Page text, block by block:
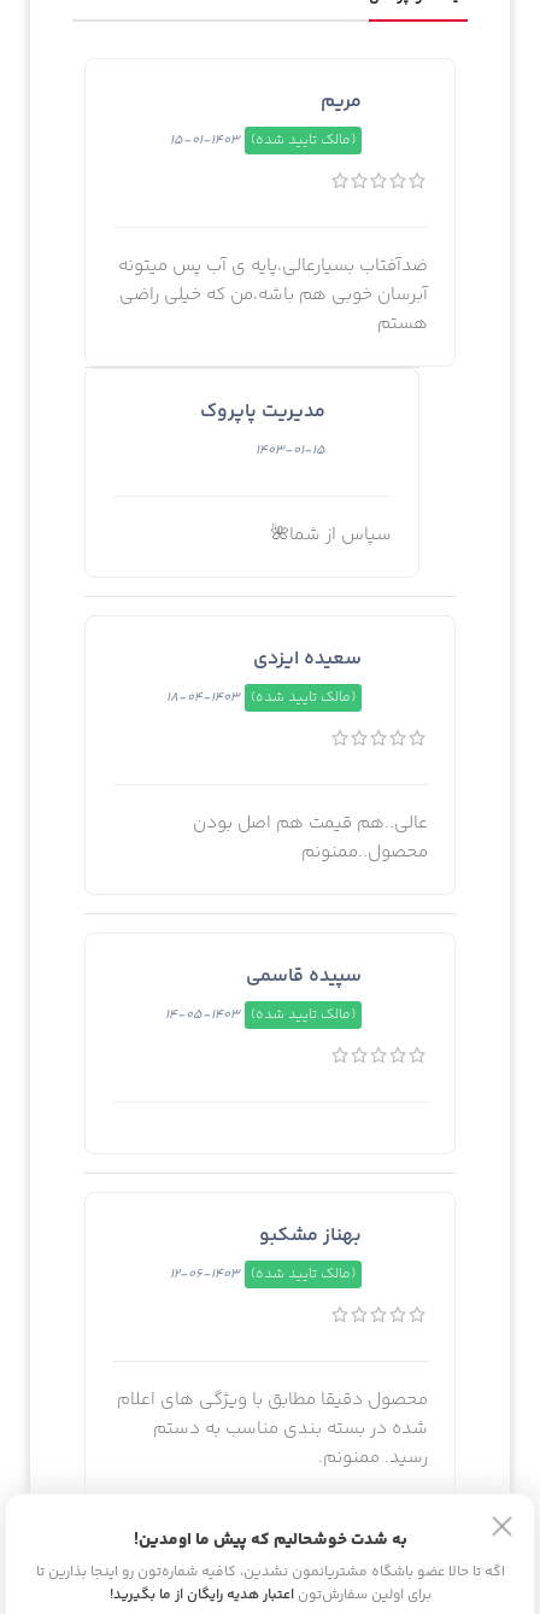
مریم
(مالک تایید شده) 1403-01-15
ضدآفتاب بسیارعالی،پایه ی آب پس میتونه
آبرسان خوبی هم باشه،من که خیلی راضی
هستم
مدیریت پاپروک
1403-01-15
سپاس از شما🌺
سعیده ایزدی
(مالک تایید شده) 1403-04-18
عالی..هم قیمت هم اصل بودن
محصول..ممنونم
سپیده قاسمی
(مالک تایید شده) 1403-05-14
بهناز مشکبو
(مالک تایید شده) 1403-06-12
محصول دقیقا مطابق با ویژگی های اعلام
شده در بسته بندی مناسب به دستم
رسید. ممنونم.
ساناز فرامرزی
به شدت خوشحالیم که پیش ما اومدین!
اگه تا حالا عضو باشگاه مشتریانمون نشدین، کافیه شماره‌تون رو اینجا بذارین تا
برای اولین سفارش‌توناعتبار هدیه رایگان از ما بگیرید!